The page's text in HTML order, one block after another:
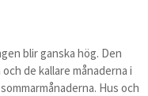
blir ganska hög. Den
de kallare månaderna i
Hus och